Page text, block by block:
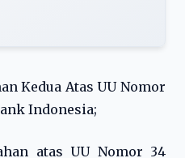
Kedua Atas UU Nomor
Indonesia;
atas UU Nomor 34